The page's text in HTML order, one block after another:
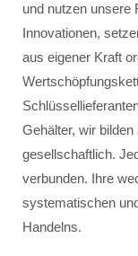
und nutzen unsere
Innovationen,
aus eigener Kraft
Gehälter, wir
gesellschaftlich.
verbunden. Ihre
systematischen
Handelns.